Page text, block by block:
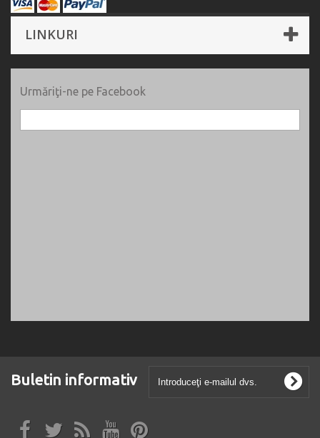
LINKURI
Urmăriţi-ne pe Facebook
Buletin informativ